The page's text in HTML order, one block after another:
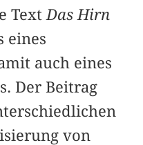
Text Das Hirn
eines
auch eines
Der Beitrag
von